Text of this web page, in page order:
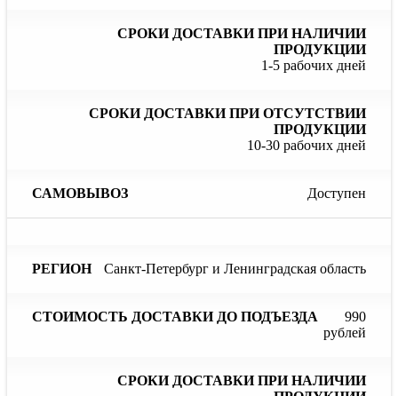
1-5 рабочих дней
10-30 рабочих дней
Доступен
Санкт-Петербург и Ленинградская область
990
рублей